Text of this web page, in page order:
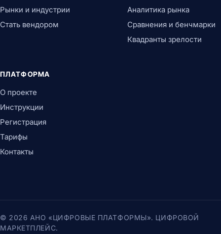
Рынки и индустрии
Стать вендором
Аналитика рынка
Сравнения и бенчмарки
Квадранты зрелости
ПЛАТФОРМА
О проекте
Инструкции
Регистрация
Тарифы
Контакты
© 2026 АНО «ЦИФРОВЫЕ ПЛАТФОРМЫ». ЦИФРОВОЙ
МАРКЕТПЛЕЙС.